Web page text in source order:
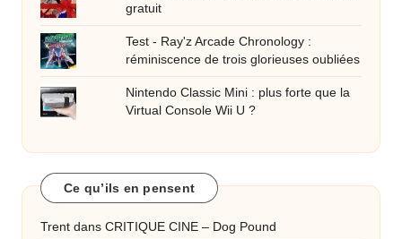
gratuit
Test - Ray'z Arcade Chronology :
réminiscence de trois glorieuses oubliées
Nintendo Classic Mini : plus forte que la
Virtual Console Wii U ?
Ce qu’ils en pensent
Trent dans CRITIQUE CINE – Dog Pound